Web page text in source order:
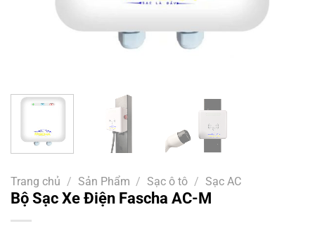
Trang chủ / Sản Phẩm / Sạc ô tô / Sạc AC
Bộ Sạc Xe Điện Fascha AC-M